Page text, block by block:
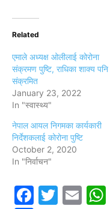
Related
एमाले अध्यक्ष ओलीलाई कोरोना
संक्रमण पुष्टि, राधिका शाक्य पनि
संक्रमित
January 23, 2022
In "स्वास्थ्य"
नेपाल आयल निगमका कार्यकारी
निर्देशकलाई कोरोना पुष्टि
October 2, 2020
In "निर्वाचन"